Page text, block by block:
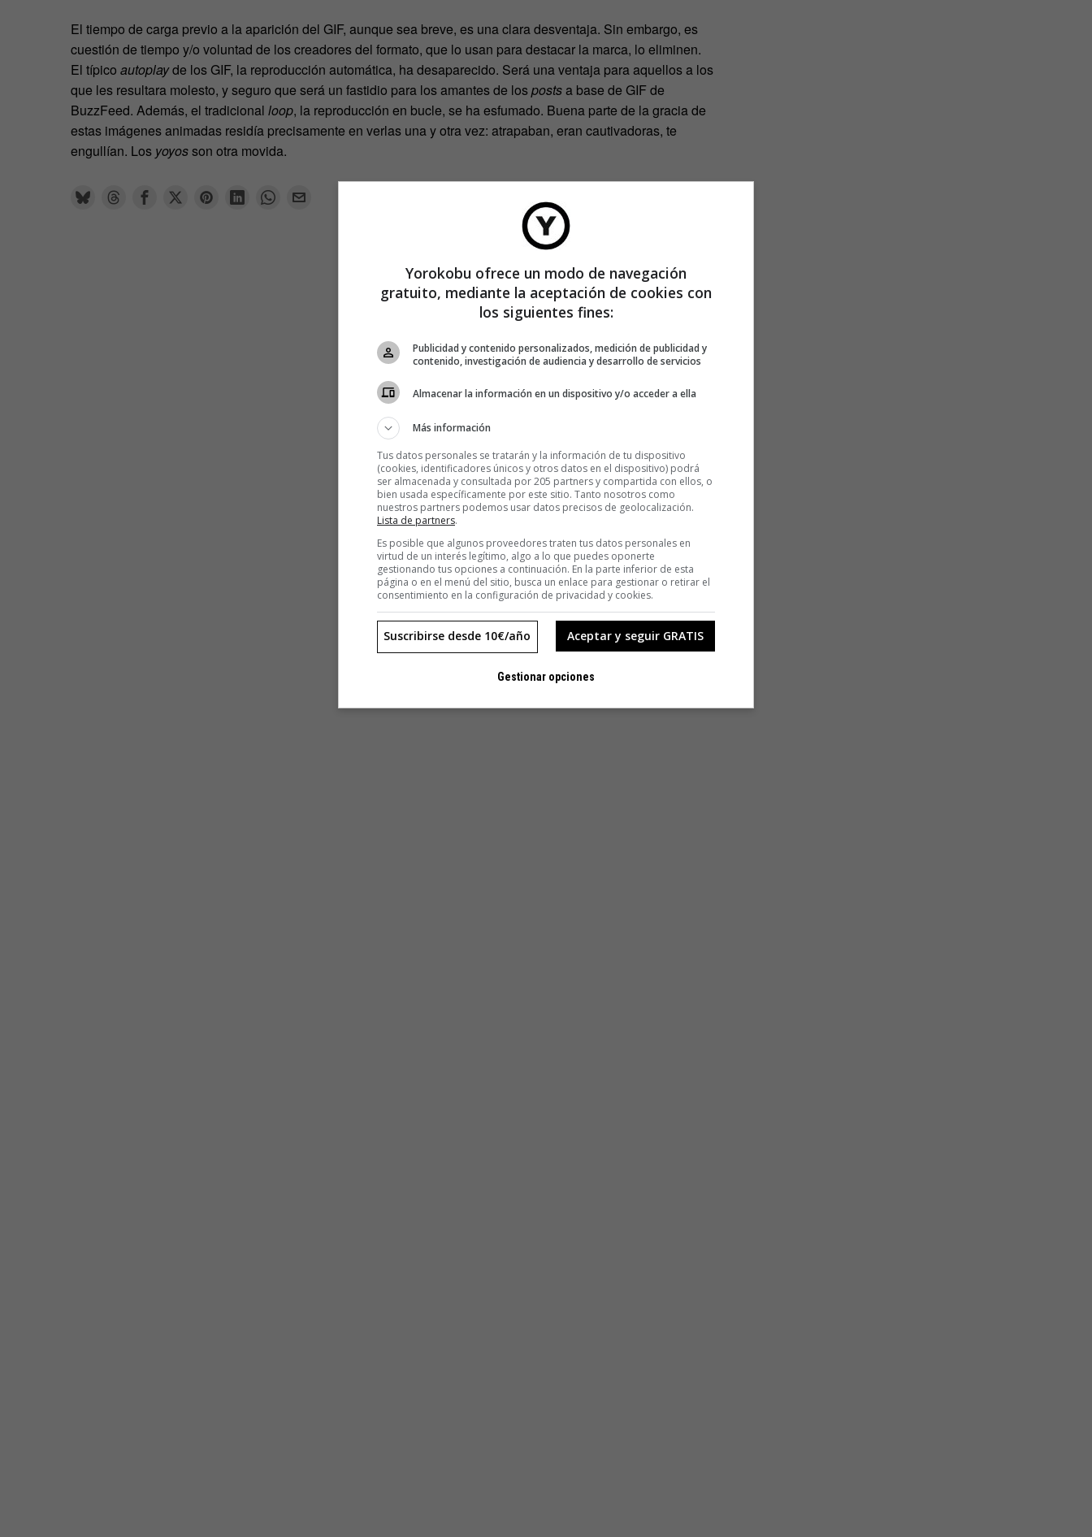
El tiempo de carga previo a la aparición del GIF, aunque sea breve, es una clara desventaja. Sin embargo, es
cuestión de tiempo y/o voluntad de los creadores del formato, que lo usan para destacar la marca, lo eliminen.
El típico autoplayde los GIF, la reproducción automática, ha desaparecido. Será una ventaja para aquellos a los
que les resultara molesto, y seguro que será un fastidio para los amantes de lospostsa base de GIF de
BuzzFeed. Además, el tradicional loop, la reproducción en bucle, se ha esfumado. Buena parte de la gracia de
estas imágenes animadas residía precisamente en verlas una y otra vez: atrapaban, eran cautivadoras, te
engullían. Los yoyosson otra movida.
Yorokobu ofrece un modo de navegación
gratuito, mediante la aceptación de cookies con
los siguientes fines:
Publicidad y contenido personalizados, medición de publicidad y
contenido, investigación de audiencia y desarrollo de servicios
Almacenar la información en un dispositivo y/o acceder a ella
Más información
Tus datos personales se tratarán y la información de tu dispositivo
(cookies, identificadores únicos y otros datos en el dispositivo) podrá
ser almacenada y consultada por 205 partners y compartida con ellos, o
bien usada específicamente por este sitio. Tanto nosotros como
nuestros partners podemos usar datos precisos de geolocalización.
Lista de partners.
Es posible que algunos proveedores traten tus datos personales en
virtud de un interés legítimo, algo a lo que puedes oponerte
gestionando tus opciones a continuación. En la parte inferior de esta
página o en el menú del sitio, busca un enlace para gestionar o retirar el
consentimiento en la configuración de privacidad y cookies.
Aceptar y seguir GRATIS
Suscribirse desde 10€/año
Gestionar opciones